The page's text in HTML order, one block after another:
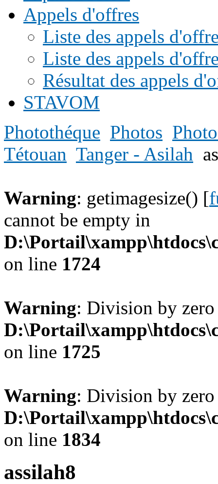
Appels d'offres
Liste des appels
Liste des appels
Résultat des appels
STAVOM
Photothéque Photos
Tétouan Tanger - Asilah
Warning: getimagesize() [
cannot be empty in
on line 1724
Warning: Division by
on line 1725
Warning: Division by
on line 1834
assilah8